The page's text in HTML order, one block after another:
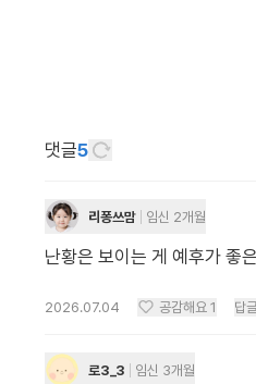
댓글5
리퐁쓰맘 임신 2개월
난황은 보이는 게 예후가 좋
2026.07.04 공감해요 1 답
로3_3 임신 3개월